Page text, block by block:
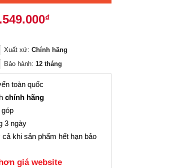
₫Giá
là:
20.549.000₫.
Xuất xứ: Chính hãng
Bảo hành: 12 tháng
toàn quốc
chính hãng
3 ngày
cả khi sản phẩm hết hạn bảo
giá website